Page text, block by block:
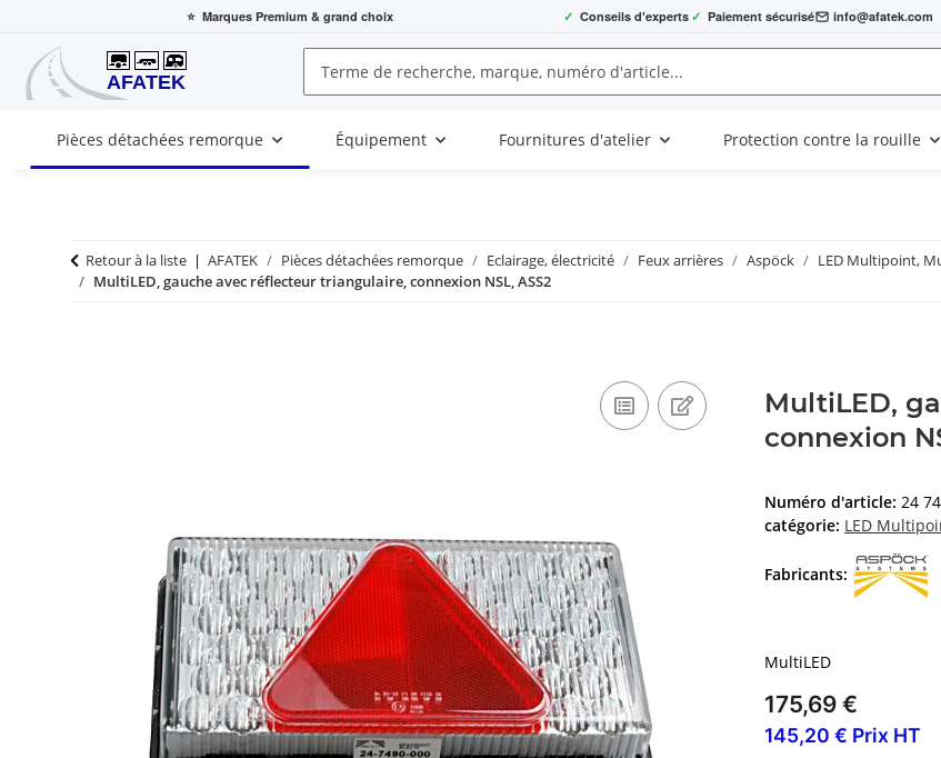
⭐ Marques Premium & grand choix ✓ Conseils d'experts ✓ Paiement sécurisé info@afatek.com
Pièces détachées remorque Équipement Fournitures d'atelier Protection contre la rouille
Retour à la liste AFATEK Pièces détachées remorque Eclairage, électricité Feux arrières Aspöck
LED Multipoint,
MultiLED, gauche avec réflecteur triangulaire, connexion NSL, ASS2
MultiLED,
connexion
Numéro d'article: 24
catégorie: LED
Fabricants:
MultiLED
175,69 €
145,20 € Prix HT